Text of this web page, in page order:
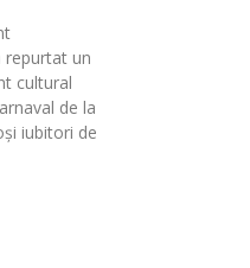
repurtat un
cultural
de la
iubitori de